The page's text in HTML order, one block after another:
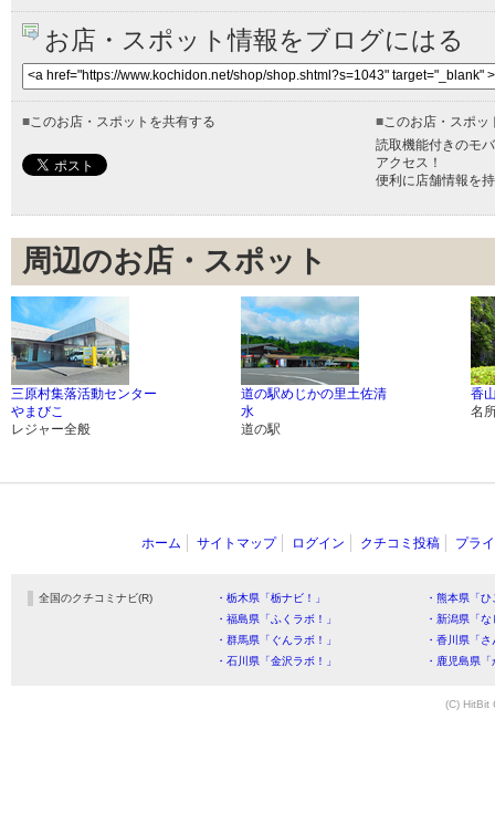
お店・スポット情報をブログにはる
■ このお店・スポットを共有する ■ このお店・スポ
読取機能付きのモ
アクセス！
便利に店舗情報を
周辺のお店・スポット
三原村集落活動センター
やまびこ
レジャー全般
道の駅めじかの里土佐清
水
道の駅
香
名
ホーム サイトマップ ログイン クチコミ投稿 プラ
全国のクチコミナビ(R) ・栃木県「栃ナビ！」
・熊本県「
・福島県「ふくラボ！」
・新潟県「
・群馬県「ぐんラボ！」
・香川県「
・石川県「金沢ラボ！」
・鹿児島県
(C) HitBit